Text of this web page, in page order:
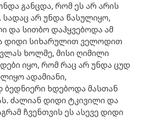
განცდა, რომ ეს არ არის
სადაც არ უნდა წასულიყო,
და სითბო დაჰყვებოდა ამ
დიდი სიხარულით ველოდით
ხოლმე, მისი ღიმილი
იყო, რომ რაც არ უნდა ცუდ
ადამიანი,
ხდებოდა მასთან
ძალიან დიდი ტკივილი და
ჩვენთვის ეს ასევე დიდი